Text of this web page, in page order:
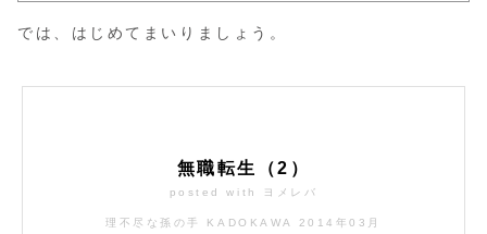
では、はじめてまいりましょう。
無職転生（2）
posted with ヨメレバ
理不尽な孫の手 KADOKAWA 2014年03月